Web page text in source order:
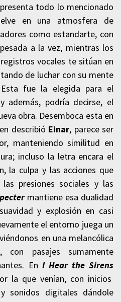
todo lo mencionado
en una atmosfera de
como estandarte, con
a la vez, mientras los
vocales te sitúan en
de luchar con su mente
fue la elegida para el
además, podría decirse, el
obra. Desemboca esta en
describió Einar, parece ser
manteniendo similitud en
incluso la letra encara el
la culpa y las acciones que
presiones sociales y las
mantiene esa dualidad
y explosión en casi
el entorno juega un
en una melancólica
con pasajes sumamente
En I Hear the Sirens
la que venían, con inicios
sonidos digitales dándole